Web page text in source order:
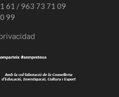
61 / 963 73 71 09
99